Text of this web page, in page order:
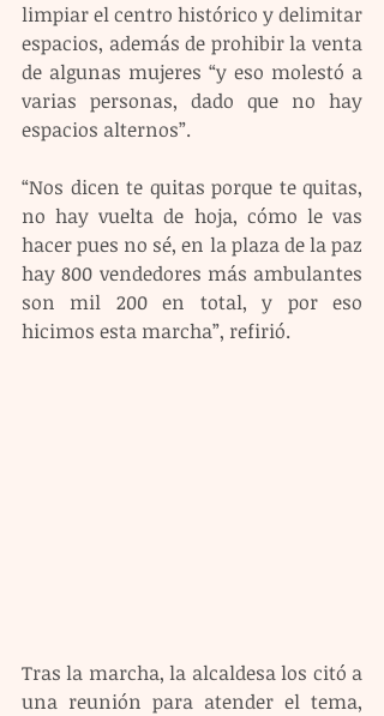
limpiar el centro histórico y delimitar
espacios, además de prohibir la venta
de algunas mujeres “y eso molestó a
varias personas, dado que no hay
espacios alternos”.
“Nos dicen te quitas porque te quitas,
no hay vuelta de hoja, cómo le vas
hacer pues no sé, en la plaza de la paz
hay 800 vendedores más ambulantes
son mil 200 en total, y por eso
hicimos esta marcha”, refirió.
Tras la marcha, la alcaldesa los citó a
una reunión para atender el tema,